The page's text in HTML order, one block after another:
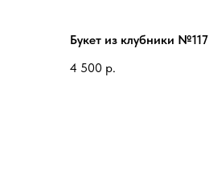
Букет из клубники №117
4 500 р.